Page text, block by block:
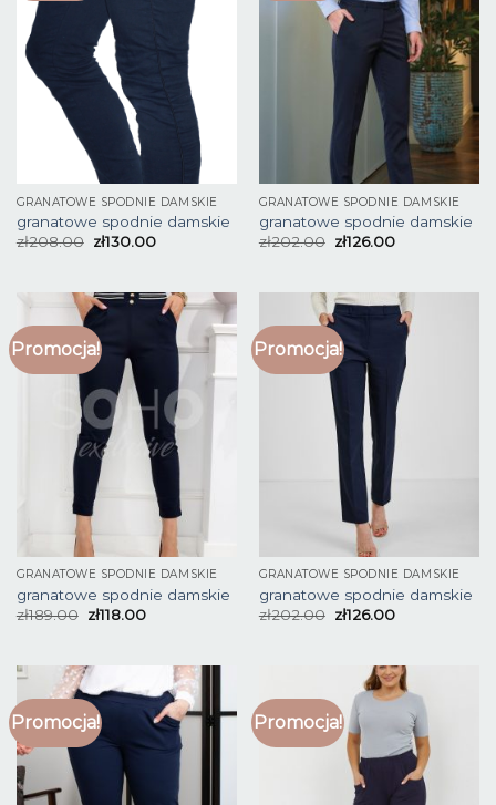
GRANATOWE SPODNIE DAMSKIE
granatowe spodnie damskie
zł208.00 zł130.00
GRANATOWE SPODNIE DAMSKIE
granatowe spodnie damskie
zł202.00 zł126.00
Promocja!
GRANATOWE SPODNIE DAMSKIE
granatowe spodnie damskie
zł189.00 zł118.00
Promocja!
GRANATOWE SPODNIE DAMSKIE
granatowe spodnie damskie
zł202.00 zł126.00
Promocja! Promocja!